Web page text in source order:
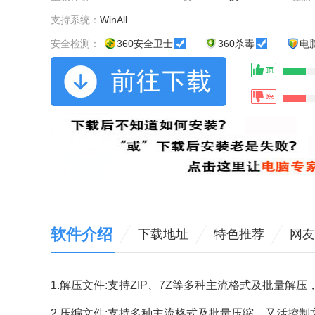
支持系统： WinAll
安全检测： 360安全卫士 360杀毒 电
软件介绍 下载地址 特色推荐 网
1.解压文件:支持ZIP、7Z等多种主流格式及批量解压